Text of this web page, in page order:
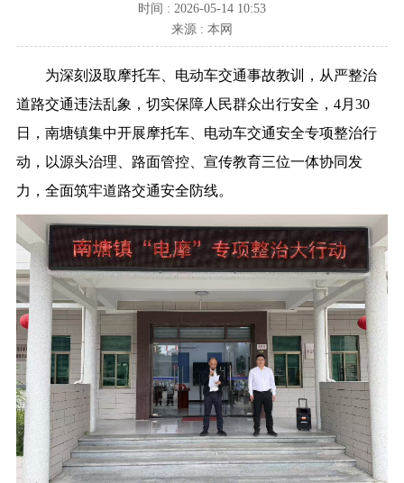
时间 : 2026-05-14 10:53
来源 : 本网
为深刻汲取摩托车、电动车交通事故教训，从严整治
道路交通违法乱象，切实保障人民群众出行安全，4月30
日，南塘镇集中开展摩托车、电动车交通安全专项整治行
动，以源头治理、路面管控、宣传教育三位一体协同发
力，全面筑牢道路交通安全防线。